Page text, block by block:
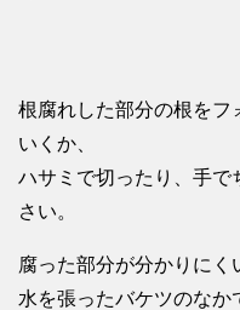
根腐れした部分の根をフ
いくか、
ハサミで切ったり、手で
さい。
腐った部分が分かりにく
水を張ったバケツのなか